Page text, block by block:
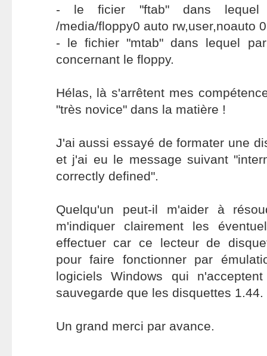
- le ficier "ftab" dans lequel
/media/floppy0 auto rw,user,noauto
- le fichier "mtab" dans lequel
concernant le floppy.
Hélas, là s'arrêtent mes
"très novice" dans la matière !
J'ai aussi essayé de formater une
et j'ai eu le message suivant
correctly defined".
Quelqu'un peut-il m'aider à
m'indiquer clairement les
effectuer car ce lecteur de
pour faire fonctionner par
logiciels Windows qui
sauvegarde que les disquettes 1.44.
Un grand merci par avance.